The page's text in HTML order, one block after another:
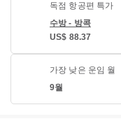
독점 항공편 특가
수방 - 방콕
US$ 88.37
가장 낮은 운임 월
9월